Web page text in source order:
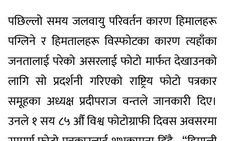
पछिल्लो समय जलवायु परिवर्तन कारण हिमालहरू
पग्लिने र हिमतालहरू विस्फोटका कारण त्यहाँका
जनतालाई परेको असरलाई फोटो मार्फत देखाउनको
लागि सो प्रदर्शनी गरिएको राष्ट्रिय फोटो पत्रकार
समूहका अध्यक्ष प्रदीपराज वन्तले जानकारी दिए।
उनले १ सय ८५ औँ विश्व फोटोग्राफी दिवस अवसरमा